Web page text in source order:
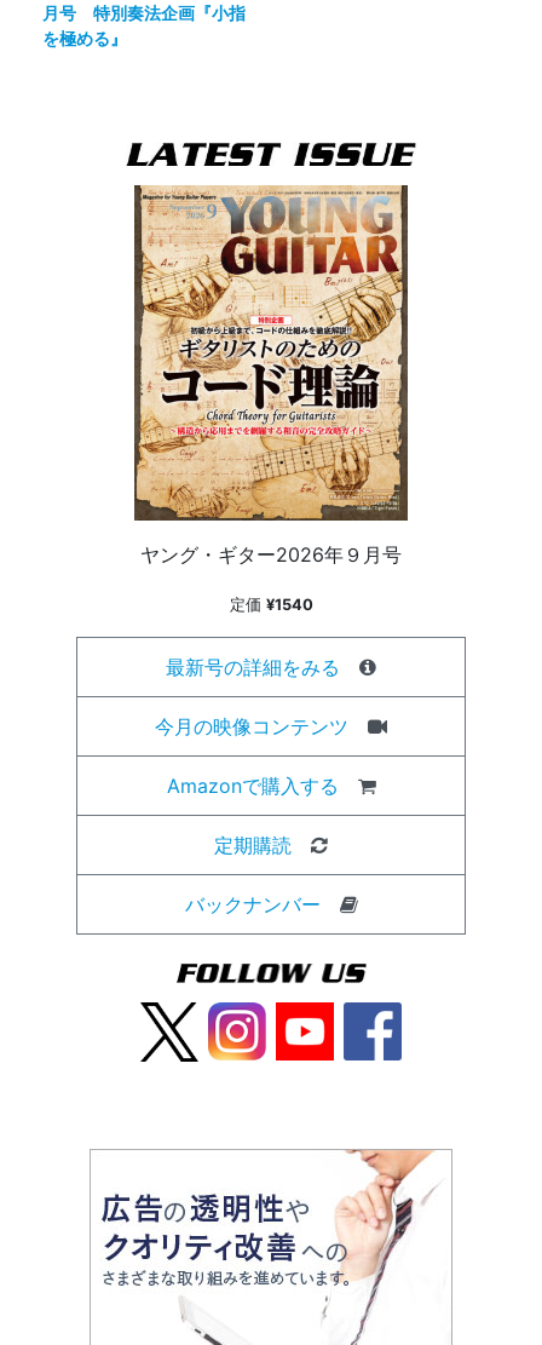
月号 特別奏法企画『小指
を極める』
ヤング・ギター2026年９月号
定価 ¥1540
最新号の詳細をみる
今月の映像コンテンツ
Amazonで購入する
定期購読
バックナンバー